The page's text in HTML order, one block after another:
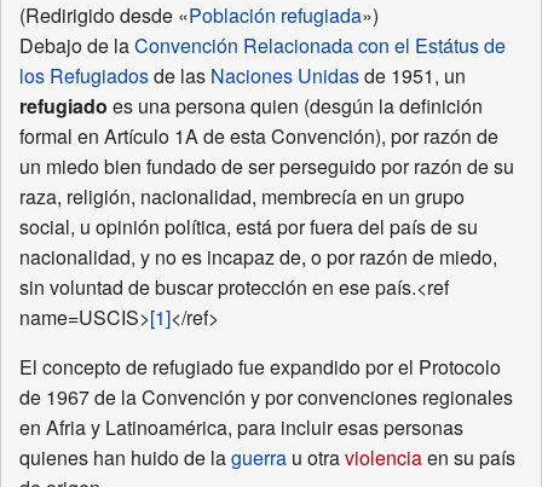
(Redirigido desde «Población refugiada»)
Debajo de laConvención Relacionada con el Estátus de
los Refugiadosde las Naciones Unidasde 1951, un
refugiado es una persona quien (desgún la definición
formal en Artículo 1A de esta Convención), por razón de
un miedo bien fundado de ser perseguido por razón de su
raza, religión, nacionalidad, membrecía en un grupo
social, u opinión política, está por fuera del país de su
nacionalidad, y no es incapaz de, o por razón de miedo,
sin voluntad de buscar protección en ese país.<ref
name=USCIS>[1]</ref>
El concepto de refugiado fue expandido por el Protocolo
de 1967 de la Convención y por convenciones regionales
en Afria y Latinoamérica, para incluir esas personas
quienes han huido de laguerra u otraviolenciaen su país